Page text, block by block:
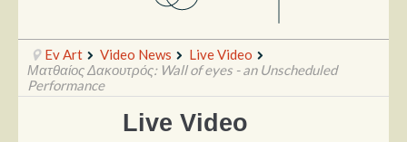
Ev Art Video News
Live Video
Ματθαίος Δακουτρός: Wall of eyes - an Unscheduled
Performance
Live Video